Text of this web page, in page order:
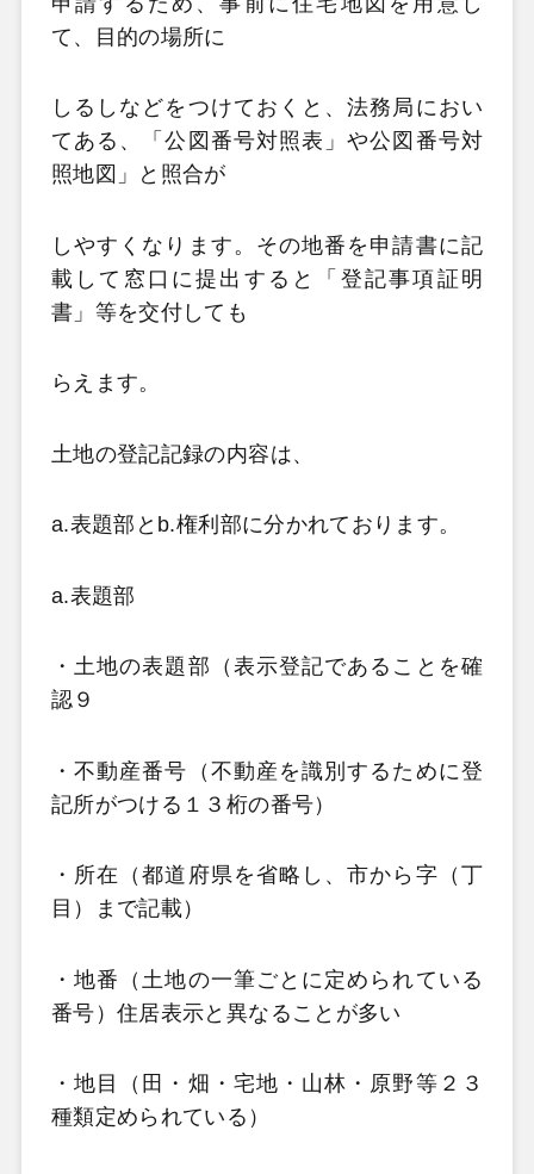
て、目的の場所に
しるしなどをつけておくと、法務局におい
てある、「公図番号対照表」や公図番号対
照地図」と照合が
しやすくなります。その地番を申請書に記
載して窓口に提出すると「登記事項証明
書」等を交付しても
らえます。
土地の登記記録の内容は、
a.表題部とb.権利部に分かれております。
a.表題部
・土地の表題部（表示登記であることを確
認９
・不動産番号（不動産を識別するために登
記所がつける１３桁の番号）
・所在（都道府県を省略し、市から字（丁
目）まで記載）
・地番（土地の一筆ごとに定められている
番号）住居表示と異なることが多い
・地目（田・畑・宅地・山林・原野等２３
種類定められている）